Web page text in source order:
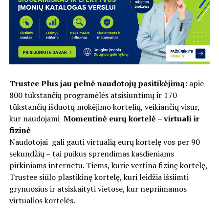
Trustee Plus jau pelnė naudotojų pasitikėjimą:apie
800 tūkstančių programėlės atsisiuntimų ir 170
tūkstančių išduotų mokėjimo kortelių, veikiančių visur,
kur naudojami Momentinė eurų kortelė – virtuali ir
fizinė
Naudotojai gali gauti virtualią eurų kortelę vos per 90
sekundžių – tai puikus sprendimas kasdieniams
pirkiniams internetu. Tiems, kurie vertina fizinę kortelę,
Trustee siūlo plastikinę kortelę, kuri leidžia išsiimti
grynuosius ir atsiskaityti vietose, kur nepriimamos
virtualios kortelės.